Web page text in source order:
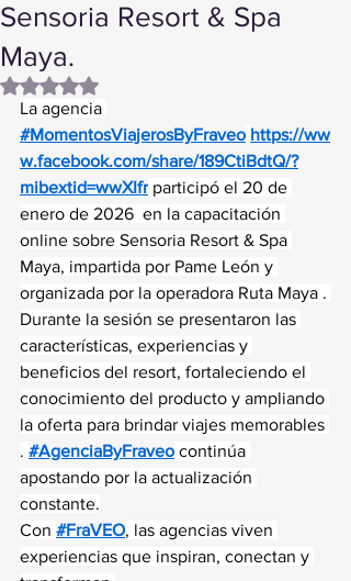
Sensoria Resort & Spa
Maya.
Obtuvo NaN de 5 estrellas.
La agencia
#MomentosViajerosByFraveo https://ww
w.facebook.com/share/189CtiBdtQ/?
mibextid=wwXIfr participó el 20 de
enero de 2026  en la capacitación
online sobre Sensoria Resort & Spa
Maya, impartida por Pame León y
organizada por la operadora Ruta Maya .
Durante la sesión se presentaron las
características, experiencias y
beneficios del resort, fortaleciendo el
conocimiento del producto y ampliando
la oferta para brindar viajes memorables
. #AgenciaByFraveo continúa
apostando por la actualización
constante.
Con #FraVEO, las agencias viven
experiencias que inspiran, conectan y